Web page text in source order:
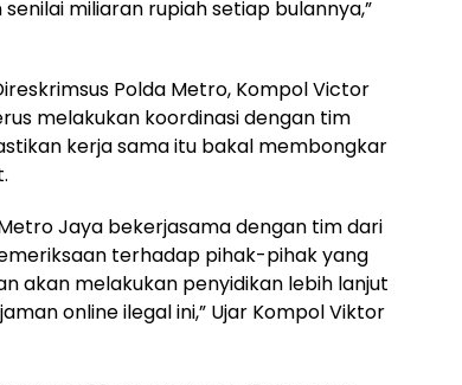
miliaran rupiah setiap bulannya,”
Polda Metro, Kompol Victor
melakukan koordinasi dengan tim
kerja sama itu bakal membongkar
Jaya bekerjasama dengan tim dari
terhadap pihak-pihak yang
akan melakukan penyidikan lebih lanjut
online ilegal ini,” Ujar Kompol Viktor